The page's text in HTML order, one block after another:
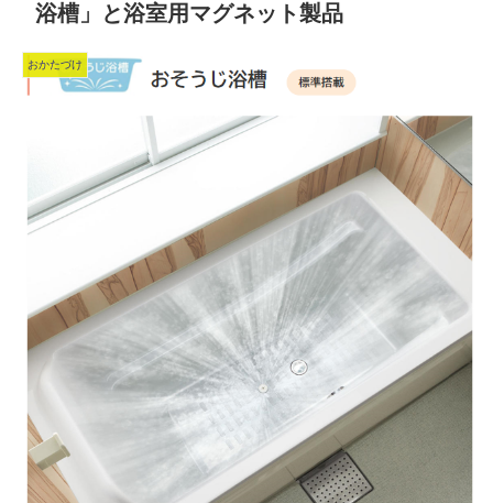
浴槽」と浴室用マグネット製品
おかたづけ